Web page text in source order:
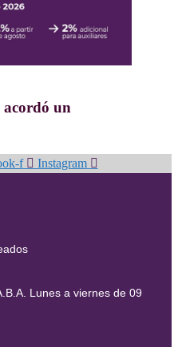
acordó un
f Instagram
Lunes a viernes de 09